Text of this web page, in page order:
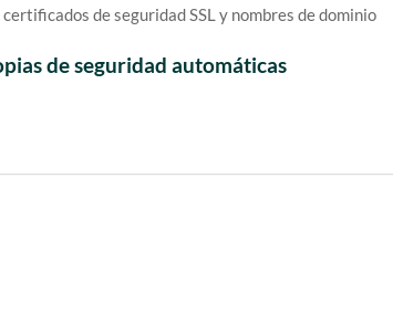
de seguridad SSL y nombres de dominio
de seguridad automáticas